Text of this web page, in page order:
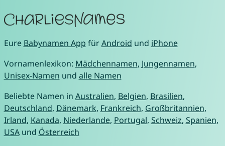
Eure Babynamen App fürAndroid und iPhone
Vornamenlexikon: Mädchennamen, Jungennamen,
Unisex-Namen und alle Namen
Beliebte Namen in Australien, Belgien, Brasilien,
Deutschland, Dänemark, Frankreich, Großbritannien,
Irland, Kanada, Niederlande, Portugal, Schweiz, Spanien,
USAund Österreich